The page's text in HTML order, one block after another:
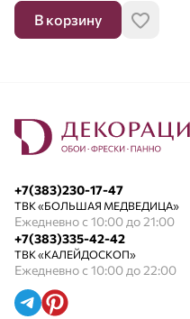
В корзину
+7(383)230-17-47
ТВК «БОЛЬШАЯ МЕДВЕДИЦА»
Ежедневно с 10:00 до 21:00
+7(383)335-42-42
ТВК «КАЛЕЙДОСКОП»
Ежедневно с 10:00 до 22:00